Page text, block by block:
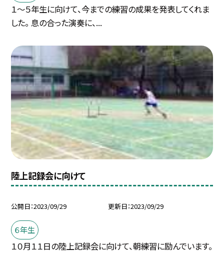
１〜５年生に向けて、今までの練習の成果を発表してくれま
した。 息の合った演奏に、...
陸上記録会に向けて
公開日 2023/09/29 更新日 2023/09/29
６年生
１０月１１日の陸上記録会に向けて、朝練習に励んでいます。